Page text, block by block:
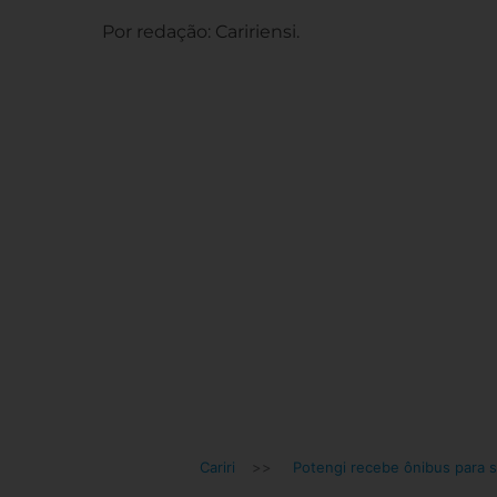
Por redação: Caririensi.
Cariri >> Potengi recebe ônibus para